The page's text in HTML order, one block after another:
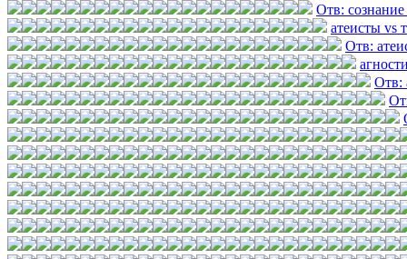
Отв:
атеисты vs
Отв:
Отв: